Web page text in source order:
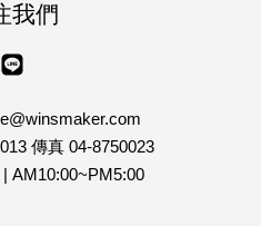
我們
傳真 04-8750023
AM10:00~PM5:00